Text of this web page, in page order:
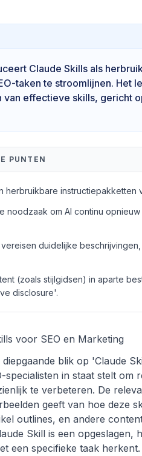
Claude Skills als
taken te stroomlijnen. Het
van effectieve skills, gericht
PUNTEN
herbruikbare
noodzaak om AI continu
duidelijke
(zoals stijlgidsen) in aparte
disclosure'.
voor SEO en Marketing
blik op 'Claude
specialisten in staat stelt om
te verbeteren. De
geeft van hoe deze
outlines, en andere
Skill is een
een specifieke taak